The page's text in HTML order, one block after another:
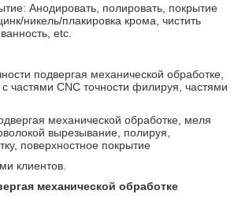
Анодировать, полировать, покрытие
никель/плакировка крома, чистить
etc.
подвергая механической обработке,
частями CNC точности филируя, частями
механической обработке, меля
вырезывание, полируя,
поверхностное покрытие
клиентов.
механической обработке